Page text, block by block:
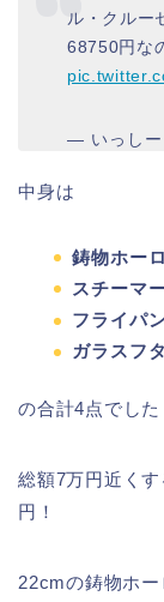
ル・クルー
68750円な
— いっし
中身は
鋳物ホー
スチーマ
フライパ
ガラスフ
の合計4点でした
総額7万円近く
円！
22cmの鋳物ホ